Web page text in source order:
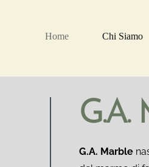
Home Chi Siamo
G.A.
G.A. Marble